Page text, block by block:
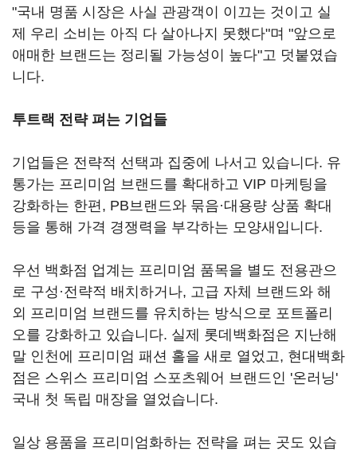
"국내 명품 시장은 사실 관광객이 이끄는 것이고 실
제 우리 소비는 아직 다 살아나지 못했다"며 "앞으로
애매한 브랜드는 정리될 가능성이 높다"고 덧붙였습
니다.
투트랙 전략 펴는 기업들
기업들은 전략적 선택과 집중에 나서고 있습니다. 유
통가는 프리미엄 브랜드를 확대하고 VIP 마케팅을
강화하는 한편, PB브랜드와 묶음·대용량 상품 확대
등을 통해 가격 경쟁력을 부각하는 모양새입니다.
우선 백화점 업계는 프리미엄 품목을 별도 전용관으
로 구성·전략적 배치하거나, 고급 자체 브랜드와 해
외 프리미엄 브랜드를 유치하는 방식으로 포트폴리
오를 강화하고 있습니다. 실제 롯데백화점은 지난해
말 인천에 프리미엄 패션 홀을 새로 열었고, 현대백화
점은 스위스 프리미엄 스포츠웨어 브랜드인 '온러닝'
국내 첫 독립 매장을 열었습니다.
일상 용품을 프리미엄화하는 전략을 펴는 곳도 있습